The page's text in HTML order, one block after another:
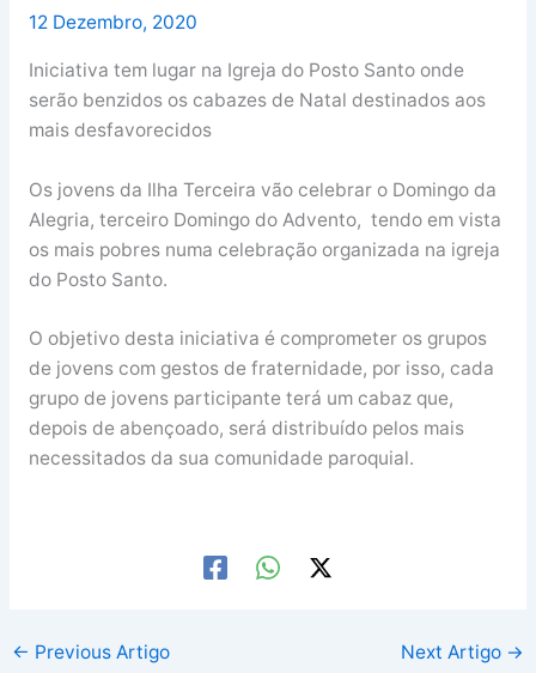
12 Dezembro, 2020
Iniciativa tem lugar na Igreja do Posto Santo onde
serão benzidos os cabazes de Natal destinados aos
mais desfavorecidos
Os jovens da Ilha Terceira vão celebrar o Domingo da
Alegria, terceiro Domingo do Advento, tendo em vista
os mais pobres numa celebração organizada na igreja
do Posto Santo.
O objetivo desta iniciativa é comprometer os grupos
de jovens com gestos de fraternidade, por isso, cada
grupo de jovens participante terá um cabaz que,
depois de abençoado, será distribuído pelos mais
necessitados da sua comunidade paroquial.
← Previous Artigo Next Artigo →